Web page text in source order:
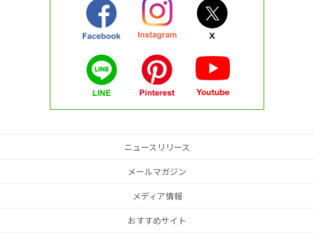
ニュースリリース
メールマガジン
メディア情報
おすすめサイト